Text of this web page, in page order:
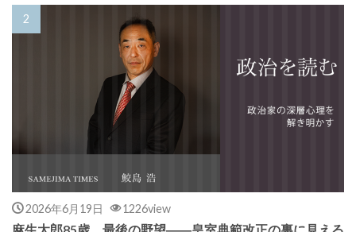
2026年6月19日 1226view